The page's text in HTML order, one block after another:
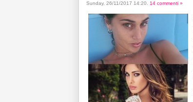
Sunday, 26/11/2017 14:20 14 commenti »